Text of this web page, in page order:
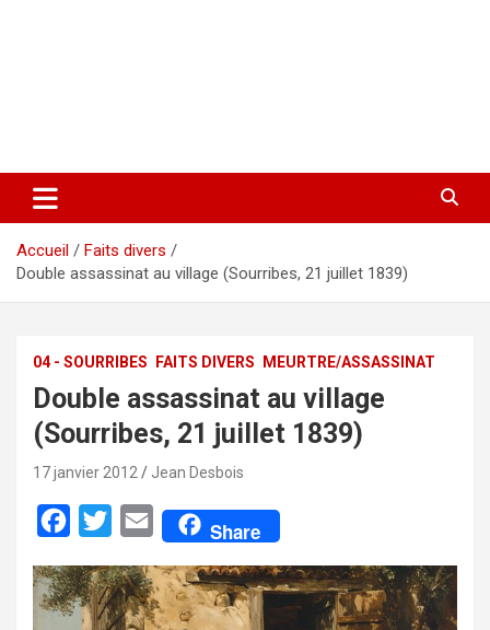
Accueil
Faits divers
Double assassinat au village (Sour­ri­bes, 21 juil­let 1839)
04 - SOURRIBES FAITS DIVERS MEURTRE/ASSASSINAT
Double assassinat au village
(Sour­ri­bes, 21 juil­let 1839)
17 janvier 2012 Jean Desbois
c
e
i
t
E
a
i
Share